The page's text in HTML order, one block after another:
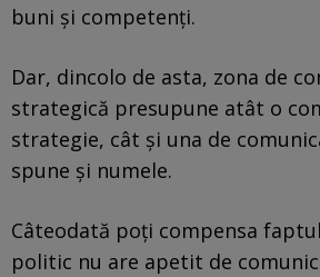
buni și competenți.
Dar, dincolo de asta, zona de
strategică presupune atât o
strategie, cât și una de
spune și numele.
Câteodată poți compensa
politic nu are apetit de